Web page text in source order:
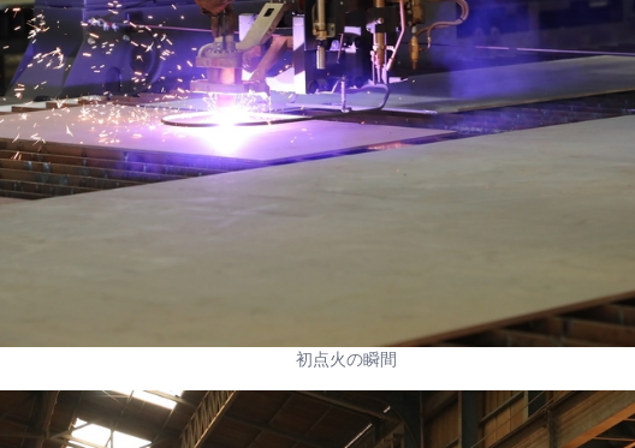
初点火の瞬間